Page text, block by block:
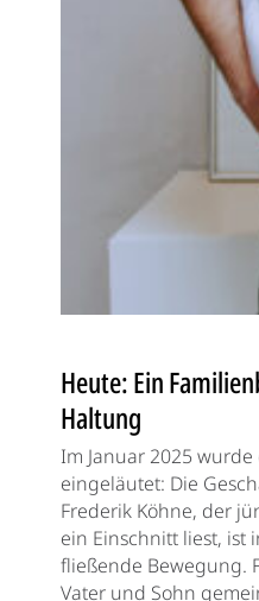
Heute: Ein
Haltung
Im Januar 2025
eingeläutet: Die
Frederik Köhne, der
ein Einschnitt liest, ist
fließende Bewegung.
Vater und Sohn